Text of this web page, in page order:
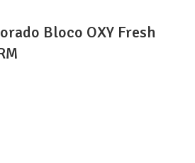
Bloco OXY Fresh